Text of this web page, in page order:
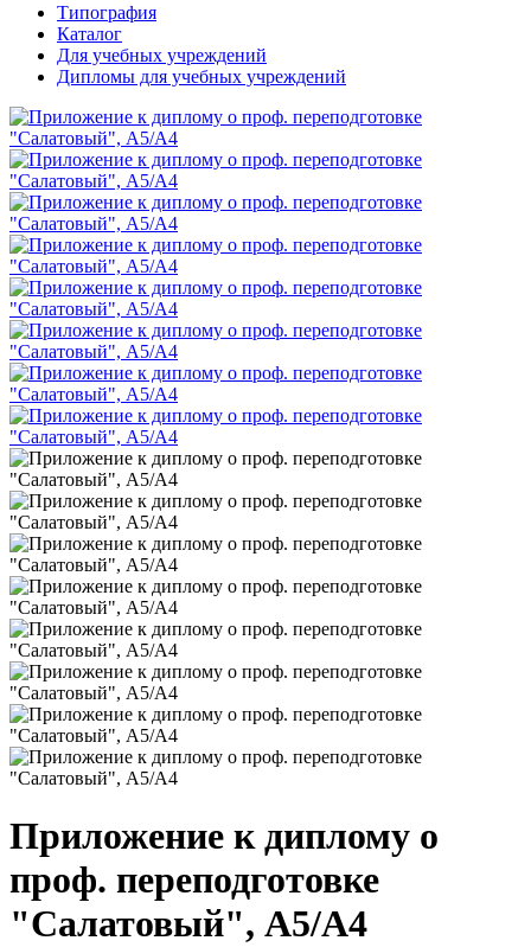
Типография
Каталог
Для учебных учреждений
Дипломы для учебных учреждений
Приложение к диплому о
проф. переподготовке
"Салатовый", А5/А4